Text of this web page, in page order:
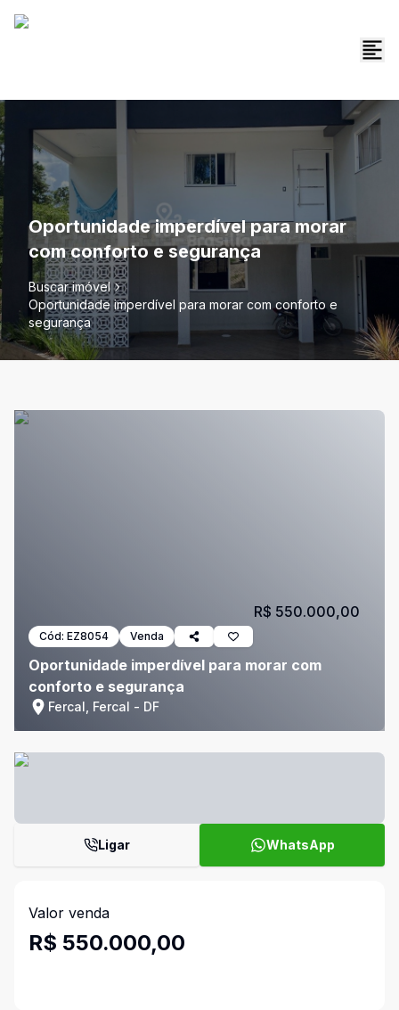
Oportunidade imperdível para morar
com conforto e segurança
Buscar imóvel
Oportunidade imperdível para morar com conforto e
segurança
Cód: EZ8054 Venda
Oportunidade imperdível para morar com
conforto e segurança
Fercal, Fercal - DF
R$ 550.000,00
Ligar WhatsApp
Valor venda
R$ 550.000,00